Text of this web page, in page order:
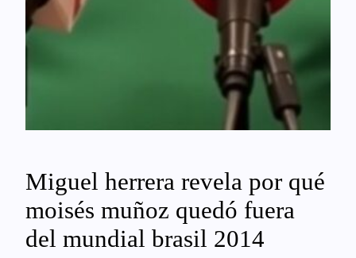
Miguel herrera revela por qué
moisés muñoz quedó fuera
del mundial brasil 2014